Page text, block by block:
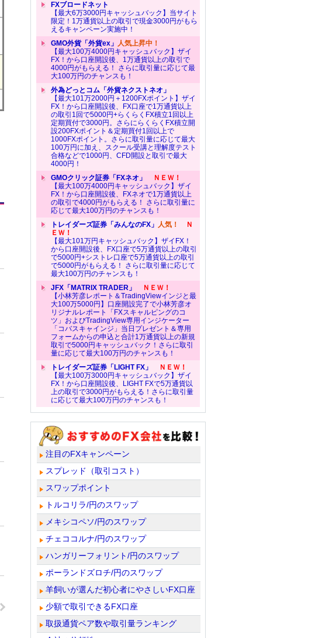
FXブロードネット
【最大6万3000円キャッシュバック】当サイト
限定！1万通貨以上の取引で現金3000円がもら
えるキャンペーン実施中！
GMO外貨「外貨ex」 人気上昇中！
【最大100万4000円キャッシュバック】ザイ
FX！から口座開設後、1万通貨以上の取引で
4000円がもらえる！ さらに取引量に応じて最
大100万円のチャンスも！
外為どっとコム「外貨ネクストネオ」
【最大101万2000円＋1200FXポイント】ザイ
FX！から口座開設後、FX口座で1万通貨以上
の取引1回で5000円+らくらくFX積立1回以上
定期買付で3000円。さらにらくらくFX積立開
設200FXポイント＆定期買付1回以上で
1000FXポイント。さらに取引量に応じて最大
100万円に加え、スクール受講と理解度テスト
合格などで1000円、CFD開設と取引で最大
4000円！
GMOクリック証券「FXネオ」
ＮＥＷ！
【最大100万4000円キャッシュバック】ザイ
FX！から口座開設後、FXネオで1万通貨以上
の取引で4000円がもらえる！ さらに取引量に
応じて最大100万円のチャンスも！
トレイダーズ証券「みんなのFX」 人気！
Ｎ
ＥＷ！
【最大101万円キャッシュバック】ザイFX！
から口座開設後、FX口座で5万通貨以上の取引
で5000円+シストレ口座で5万通貨以上の取引
で5000円がもらえる！ さらに取引量に応じて
最大100万円のチャンスも！
JFX「MATRIX TRADER」
ＮＥＷ！
【小林芳彦レポート＆TradingViewインジと最
大100万5000円】口座開設完了で小林芳彦オ
リジナルレポート「FXスキャルピングのコ
ツ」およびTradingView専用インジケーター
「コバスキャインジ」当日プレゼント＆専用
フォームからの申込と合計1万通貨以上の新規
取引で5000円キャッシュバック！さらに取引
量に応じて最大100万円のチャンスも！
トレイダーズ証券「LIGHT FX」
ＮＥＷ！
【最大100万3000円キャッシュバック】ザイ
FX！から口座開設後、LIGHT FXで5万通貨以
上の取引で3000円がもらえる！さらに取引量
に応じて最大100万円のチャンスも！
注目のFXキャンペーン
スプレッド（取引コスト）
スワップポイント
トルコリラ/円のスワップ
メキシコペソ/円のスワップ
チェココルナ/円のスワップ
ハンガリーフォリント/円のスワップ
ポーランドズロチ/円のスワップ
羊飼いが選んだ初心者にやさしいFX口座
少額で取引できるFX口座
取扱通貨ペア数や取引量ランキング